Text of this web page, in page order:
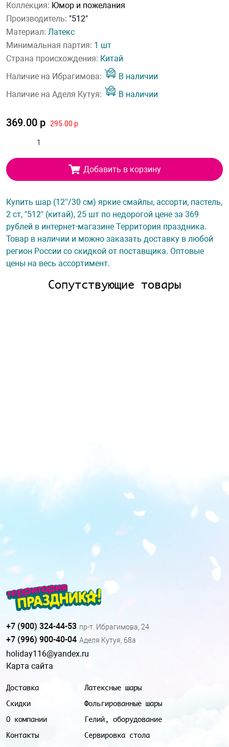
Коллекция: Юмор и пожелания
Производитель: "512"
Материал: Латекс
Минимальная партия: 1 шт
Страна происхождения: Китай
Наличие на Ибрагимова:
В наличии
Наличие на Аделя Кутуя:
В наличии
369.00 р 295.00 р
Добавить в корзину
Купить шар (12''/30 см) яркие смайлы, ассорти, пастель,
2 ст, "512" (китай), 25 шт по недорогой цене за 369
рублей в интернет-магазине Территория праздника.
Товар в наличии и можно заказать доставку в любой
регион России со скидкой от поставщика. Оптовые
цены на весь ассортимент.
Сопутствующие товары
Доставка
Скидки
О компании
Контакты
Латексные шары
Фольгированные шары
Гелий, оборудование
Сервировка стола
+7 (900) 324-44-53 пр-т. Ибрагимова, 24
+7 (996) 900-40-04 Аделя Кутуя, 68а
holiday116@yandex.ru
Карта сайта